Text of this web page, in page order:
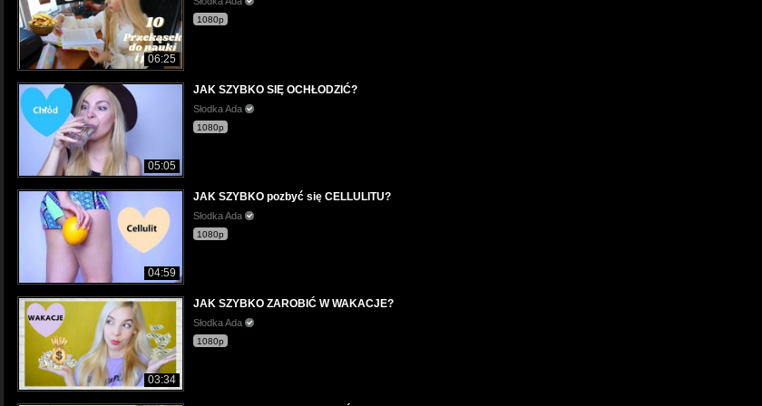
06:25
1080p
05:05
JAK SZYBKO SIĘ OCHŁODZIĆ?
Słodka Ada
1080p
04:59
JAK SZYBKO pozbyć się CELLULITU?
Słodka Ada
1080p
03:34
JAK SZYBKO ZAROBIĆ W WAKACJE?
Słodka Ada
1080p